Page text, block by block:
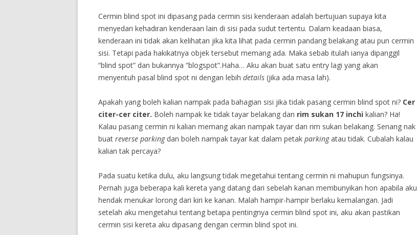
Cermin blind spot ini dipasang pada cermin sisi kenderaan adalah bertujuan supaya kita
menyedari kehadiran kenderaan lain di sisi pada sudut tertentu. Dalam keadaan biasa,
kenderaan ini tidak akan kelihatan jika kita lihat pada cermin pandang belakang atau pun cermin
sisi. Tetapi pada hakikatnya objek tersebut memang ada. Maka sebab itulah ianya dipanggil
“blind spot” dan bukannya “blogspot”.Haha… Aku akan buat satu entry lagi yang akan
menyentuh pasal blind spot ni dengan lebih details (jika ada masa lah).
Apakah yang boleh kalian nampak pada bahagian sisi jika tidak pasang cermin blind spot ni? Cer
citer-cer citer. Boleh nampak ke tidak tayar belakang dan rim sukan 17 inchi kalian? Ha!
Kalau pasang cermin ni kalian memang akan nampak tayar dan rim sukan belakang. Senang nak
buat reverse parkingdan boleh nampak tayar kat dalam petak parkingatau tidak. Cubalah kalau
kalian tak percaya?
Pada suatu ketika dulu, aku langsung tidak megetahui tentang cermin ni mahupun fungsinya.
Pernah juga beberapa kali kereta yang datang dari sebelah kanan membunyikan hon apabila aku
hendak menukar lorong dari kiri ke kanan. Malah hampir-hampir berlaku kemalangan. Jadi
setelah aku mengetahui tentang betapa pentingnya cermin blind spot ini, aku akan pastikan
cermin sisi kereta aku dipasang dengan cermin blind spot ini.